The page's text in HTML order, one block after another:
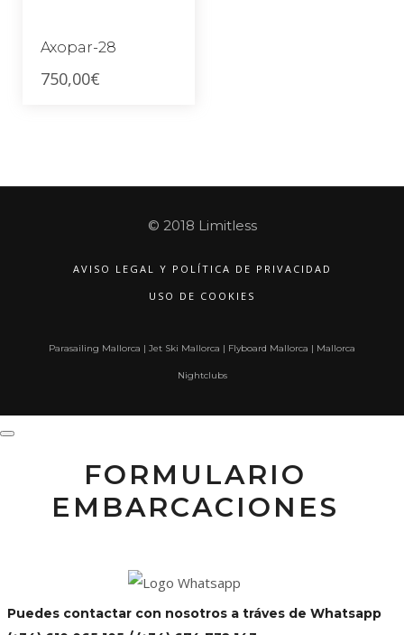
Axopar-28
750,00€
© 2018 Limitless
AVISO LEGAL Y POLÍTICA DE PRIVACIDAD
USO DE COOKIES
Parasailing Mallorca | Jet Ski Mallorca | Flyboard Mallorca | Mallorca
Nightclubs
FORMULARIO
EMBARCACIONES
Puedes contactar con nosotros a tráves de Whatsapp